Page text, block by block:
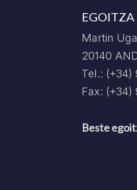
Martin
20140
Tel.: (+34)
Fax: (+34)
Beste